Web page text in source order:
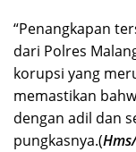
“Penangkapan
dari Polres
korupsi yang
memastikan
dengan adil dan
pungkasnya.(